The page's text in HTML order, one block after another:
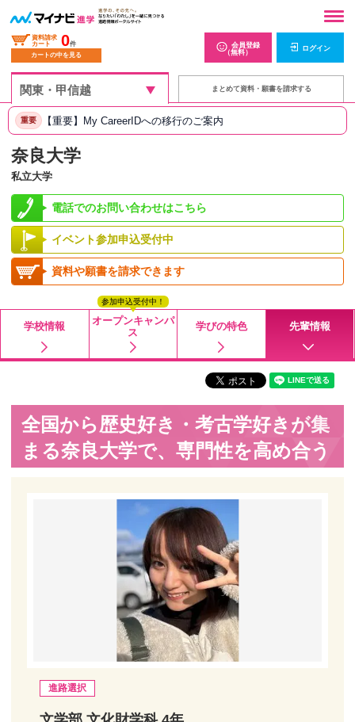
資料請求
カート
0件
カートの中を見る
会員登録
（無料）
ログイン
まとめて資料・願書を請求する
重要 【重要】My CareerIDへの移行のご案内
奈良大学
私立大学
電話でのお問い合わせはこちら
イベント参加申込受付中
資料や願書を請求できます
学校情報
オープンキャンパ
ス
参加申込受付中！
学びの特色 先輩情報
全国から歴史好き・考古学好きが集
まる奈良大学で、専門性を高め合う
進路選択